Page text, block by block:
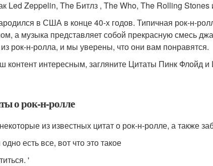
Led Zeppelin, The Битлз , The Who, The Rolling Stones
в США в конце 40-х годов. Типичная рок-н-
а музыка представляет собой прекрасную смесь
рок-н-ролла, и мы уверены, что они вам понравятся.
контент интересным, загляните Цитаты Пинк Флойд
о рок-н-ролле
из известных цитат о рок-н-ролле, а также
есть все, вот что это такое
'